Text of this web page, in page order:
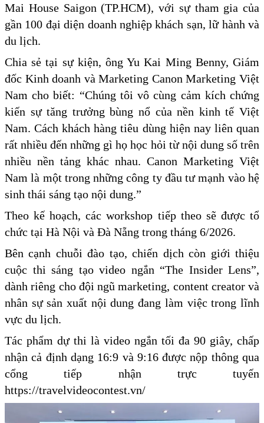
Mai House Saigon (TP.HCM), với sự tham gia của
gần 100 đại diện doanh nghiệp khách sạn, lữ hành và
du lịch.
Chia sẻ tại sự kiện, ông Yu Kai Ming Benny, Giám
đốc Kinh doanh và Marketing Canon Marketing Việt
Nam cho biết: “Chúng tôi vô cùng cảm kích chứng
kiến sự tăng trưởng bùng nổ của nền kinh tế Việt
Nam. Cách khách hàng tiêu dùng hiện nay liên quan
rất nhiều đến những gì họ học hỏi từ nội dung số trên
nhiều nền tảng khác nhau. Canon Marketing Việt
Nam là một trong những công ty đầu tư mạnh vào hệ
sinh thái sáng tạo nội dung.”
Theo kế hoạch, các workshop tiếp theo sẽ được tổ
chức tại Hà Nội và Đà Nẵng trong tháng 6/2026.
Bên cạnh chuỗi đào tạo, chiến dịch còn giới thiệu
cuộc thi sáng tạo video ngắn “The Insider Lens”,
dành riêng cho đội ngũ marketing, content creator và
nhân sự sản xuất nội dung đang làm việc trong lĩnh
vực du lịch.
Tác phẩm dự thi là video ngắn tối đa 90 giây, chấp
nhận cả định dạng 16:9 và 9:16 được nộp thông qua
cổng tiếp nhận trực tuyến
https://travelvideocontest.vn/